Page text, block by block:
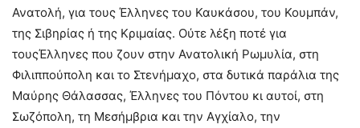
Ανατολή, για τους Έλληνες του Καυκάσου, του Κουμπάν,
της Σιβηρίας ή της Κριμαίας. Ούτε λέξη ποτέ για
τουςΈλληνες που ζουν στην Ανατολική Ρωμυλία, στη
Φιλιππούπολη και το Στενήμαχο, στα δυτικά παράλια της
Μαύρης Θάλασσας, Έλληνες του Πόντου κι αυτοί, στη
Σωζόπολη, τη Μεσήμβρια και την Αγχίαλο, την